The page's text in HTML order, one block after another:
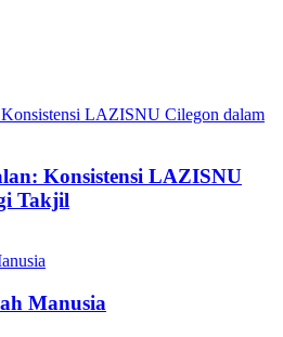
Konsistensi LAZISNU
Takjil
Manusia